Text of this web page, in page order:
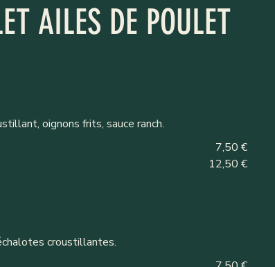
AILES DE POULET
oignons frits, sauce ranch.
7,50 €
12,50 €
croustillantes.